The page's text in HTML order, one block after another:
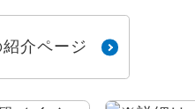
紹介ページ